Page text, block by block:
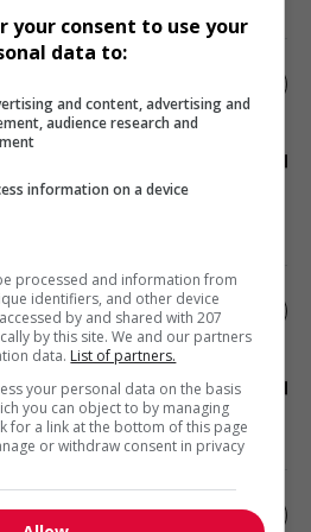
sciences
au chargement
et
machines
your consent to use your
data to:
and content, advertising and
audience research and
information on a device
processed and information from
identifiers, and other device
by and shared with 207
by this site. We and our partners
data. List of partners.
your personal data on the basis
you can object to by managing
for a link at the bottom of this page
or withdraw consent in privacy